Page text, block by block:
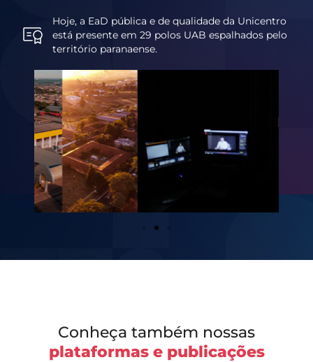
Hoje, a EaD pública e de qualidade da Unicentro
está presente em 29 polos UAB espalhados pelo
território paranaense.
Conheça também nossas
plataformas e publicações